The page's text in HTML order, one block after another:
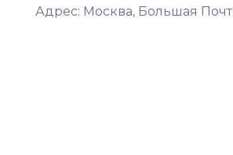
Адрес: Москва, Большая